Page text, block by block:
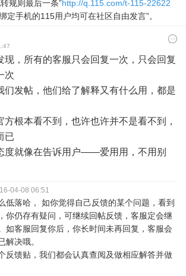
规则最后一条”http://q.115.com/t-115-22622
绑定手机的115用户均可在社区自由发言”。
现，所有的客服只会回复一次，只会回复
次
们发帖，他们给了解释又有什么用，都是
方根本看不到，也许也许并不是看不到，
已
度就像在告诉用户——爱用用，不用别
04-08 06:51
低落哈， 如你觉得自己反馈的某个问题，看到
你仍存有疑问，可继续回帖反馈，客服定会继
如客服回复你后，你长时间未再回复，客服会
解决哦。
反馈贴，我们都会认真查阅及做相应解答并做